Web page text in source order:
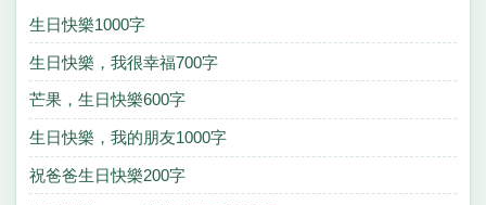
生日快樂1000字
生日快樂，我很幸福700字
芒果，生日快樂600字
生日快樂，我的朋友1000字
祝爸爸生日快樂200字